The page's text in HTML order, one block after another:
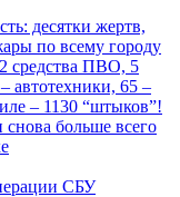
десятки жертв,
по всему городу
средства ПВО, 5
автотехники, 65 –
– 1130 “штыков”!
больше всего
СБУ